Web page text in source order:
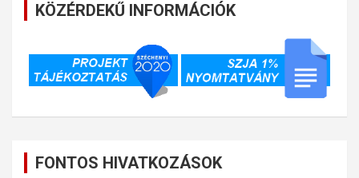
KÖZÉRDEKŰ INFORMÁCIÓK
FONTOS HIVATKOZÁSOK